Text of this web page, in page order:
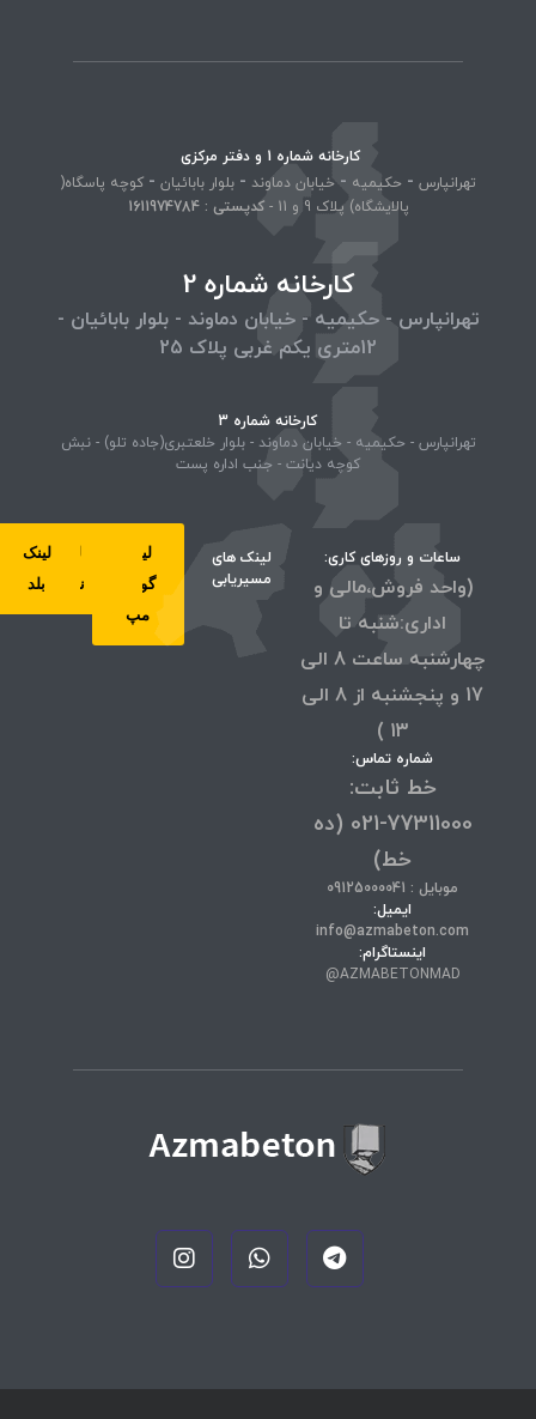
کارخانه شماره 1 و دفتر مرکزی
تهرانپارس - حکیمیه - خیابان دماوند - بلوار بابائیان - کوچه پاسگاه(
پالایشگاه) پلاک 9 و 11 -
کد‌پستی : 1611974784
کارخانه شماره 2
تهرانپارس - حکیمیه - خیابان دماوند - بلوار بابائیان -
12متری یکم غربی پلاک 25
کارخانه شماره 3
تهرانپارس - حکیمیه - خیابان دماوند - بلوار خلعتبری(جاده تلو) - نبش
کوچه دیانت - جنب اداره پست
ساعات و روزهای کاری:
(واحد فروش،مالی و
اداری:شنبه تا
چهارشنبه ساعت 8 الی
17 و پنجشنبه از 8 الی
13 )
شماره تماس:
خط ثابت:
77311000-021 (ده
خط)
موبایل : 09125000041
ایمیل:
info@azmabeton.com
اینستاگرام:
AZMABETONMAD@
لینک های
مسیریابی
لینک
گوگل
مپ
لینک
نشان
لینک
بلد